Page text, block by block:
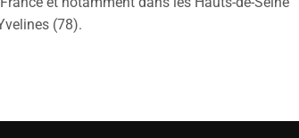
(78).